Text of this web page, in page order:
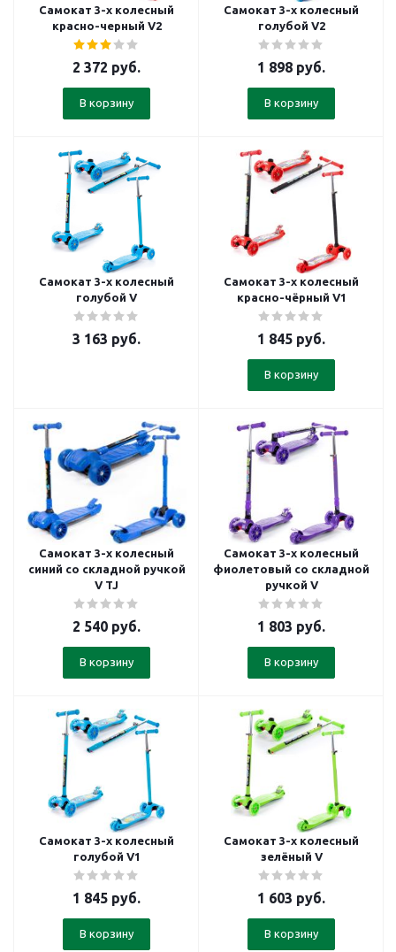
Самокат 3-х колесный
красно-черный V2
2 372 руб.
В корзину
Самокат 3-х колесный
голубой V2
1 898 руб.
В корзину
Самокат 3-х колесный
голубой V
3 163 руб.
Самокат 3-х колесный
красно-чёрный V1
1 845 руб.
В корзину
Самокат 3-х колесный
синий со складной ручкой
V TJ
2 540 руб.
В корзину
Самокат 3-х колесный
фиолетовый со складной
ручкой V
1 803 руб.
В корзину
Самокат 3-х колесный
голубой V1
1 845 руб.
В корзину
Самокат 3-х колесный
зелёный V
1 603 руб.
В корзину